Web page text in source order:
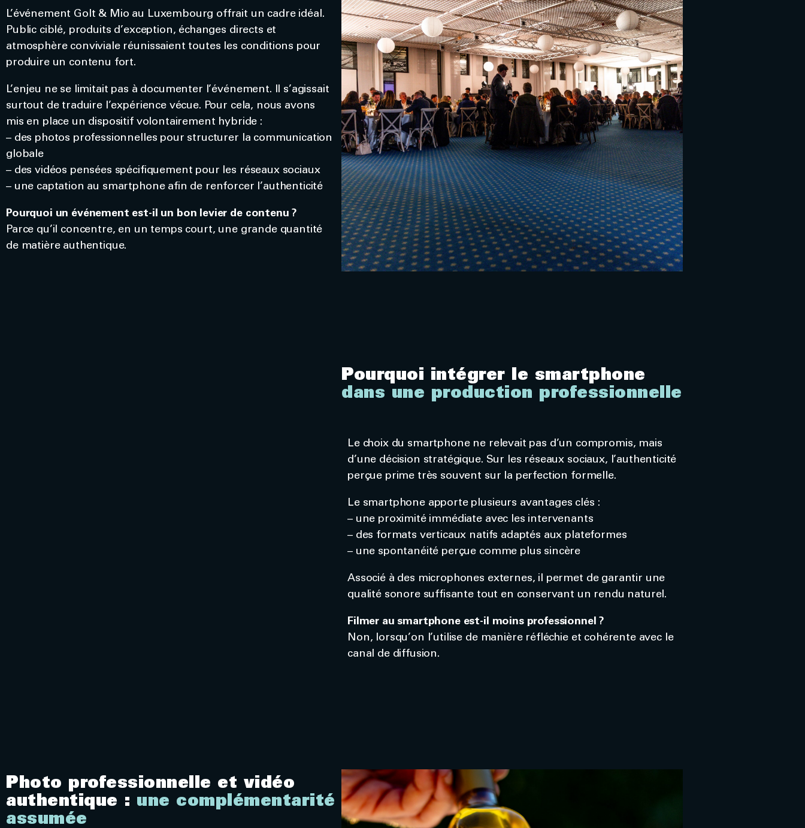
L’événement Golt & Mio au Luxembourg offrait un cadre idéal.
Public ciblé, produits d’exception, échanges directs et
atmosphère conviviale réunissaient toutes les conditions pour
produire un contenu fort.
L’enjeu ne se limitait pas à documenter l’événement. Il s’agissait
surtout de traduire l’expérience vécue. Pour cela, nous avons
mis en place un dispositif volontairement hybride :
– des photos professionnelles pour structurer la communication
globale
– des vidéos pensées spécifiquement pour les réseaux sociaux
– une captation au smartphone afin de renforcer l’authenticité
Pourquoi un événement est-il un bon levier de contenu ?
Parce qu’il concentre, en un temps court, une grande quantité
de matière authentique.
Pourquoi intégrer le smartphone
dans une production professionnelle
Le choix du smartphone ne relevait pas d’un compromis, mais
d’une décision stratégique. Sur les réseaux sociaux, l’authenticité
perçue prime très souvent sur la perfection formelle.
Le smartphone apporte plusieurs avantages clés :
– une proximité immédiate avec les intervenants
– des formats verticaux natifs adaptés aux plateformes
– une spontanéité perçue comme plus sincère
Associé à des microphones externes, il permet de garantir une
qualité sonore suffisante tout en conservant un rendu naturel.
Filmer au smartphone est-il moins professionnel ?
Non, lorsqu’on l’utilise de manière réfléchie et cohérente avec le
canal de diffusion.
Photo professionnelle et vidéo
authentique : une complémentarité
assumée